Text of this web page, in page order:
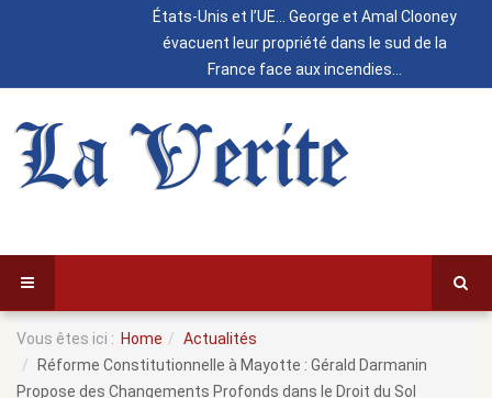
États-Unis et l’UE
George et Amal Clooney
évacuent leur propriété dans le sud de la
France face aux incendies
La Verite
Vous êtes ici : Home
Actualités
Réforme Constitutionnelle à Mayotte : Gérald Darmanin
Propose des Changements Profonds dans le Droit du Sol